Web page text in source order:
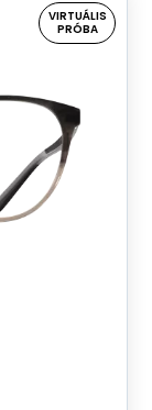
VIRTUÁLIS
PRÓBA